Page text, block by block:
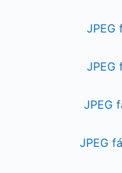
JPEG
JPEG
JPEG
JPEG